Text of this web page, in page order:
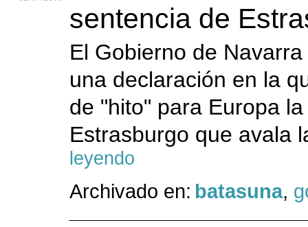
sentencia de
El Gobierno de
una declaración en la
de "hito" para Europa
Estrasburgo que avala
leyendo
Archivado en: batasuna,